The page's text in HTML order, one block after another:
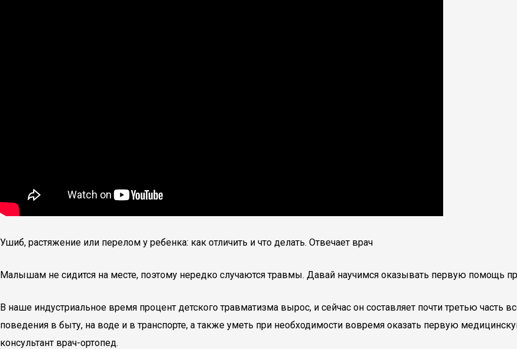
Ушиб, растяжение или перелом у ребенка: как отличить и что делать. Отвечает врач
Малышам не сидится на месте, поэтому нередко случаются травмы. Давай научимся оказывать первую помощь
В наше индустриальное время процент детского травматизма вырос, и сейчас он составляет почти третью часть
поведения в быту, на воде и в транспорте, а также уметь при необходимости вовремя оказать первую
консультант врач-ортопед.